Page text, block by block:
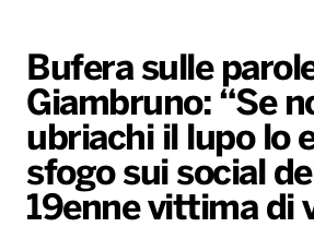
Hit Dance
Giochi&Concorsi
PALATOUR
Locali
Musica e
Sport
Radio Norba
Playlist
Generale
Novità
Notiziario
Interviste
Oroscopo
Gallery
Radio Norba News TV
Voce al Bari
Battiti Live 2026
Bufera sulle
Giambruno: “Se
ubriachi il lupo lo
sfogo sui social
19enne vittima di